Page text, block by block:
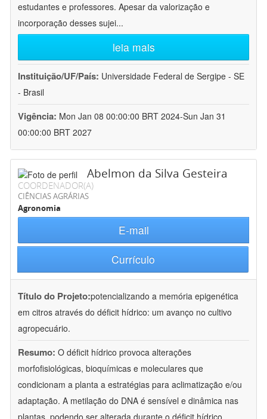
estudantes e professores. Apesar da valorização e
incorporação desses sujei...
leia mais
Instituição/UF/País: Universidade Federal de Sergipe - SE
- Brasil
Vigência: Mon Jan 08 00:00:00 BRT 2024-Sun Jan 31
00:00:00 BRT 2027
Abelmon da Silva Gesteira
COORDENADOR(A)
CIÊNCIAS AGRÁRIAS
Agronomia
E-mail
Currículo
Título do Projeto:potencializando a memória epigenética
em citros através do déficit hídrico: um avanço no cultivo
agropecuário.
Resumo: O déficit hídrico provoca alterações
morfofisiológicas, bioquímicas e moleculares que
condicionam a planta a estratégias para aclimatização e/ou
adaptação. A metilação do DNA é sensível e dinâmica nas